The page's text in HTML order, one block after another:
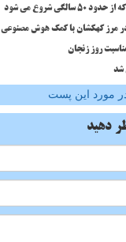
شروع می شود
مرز کهکشان با کمک هوش مصنوعی
روز زنجان
شد
مورد این پست
دهید